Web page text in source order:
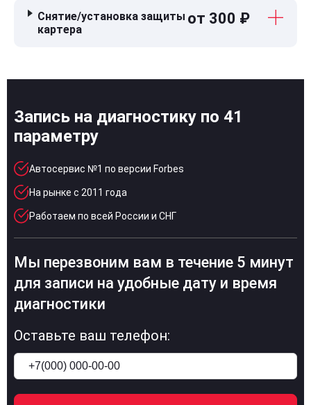
Снятие/установка защиты
картера
от 300 ₽
Запись на диагностику по 41
параметру
Автосервис №1 по версии Forbes
На рынке с 2011 года
Работаем по всей России и СНГ
Мы перезвоним вам в течение 5 минут
для записи на удобные дату и время
диагностики
Оставьте ваш телефон: